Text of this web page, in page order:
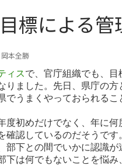
標による管
岡本全勝
ィスで、官庁組織でも、目
りました。先日、県庁の方
でうまくやっておられるこ
度初めだけでなく、年に何
確認しているのだそうです
部下との間でいかに認識が
下は何でもないことを悩み